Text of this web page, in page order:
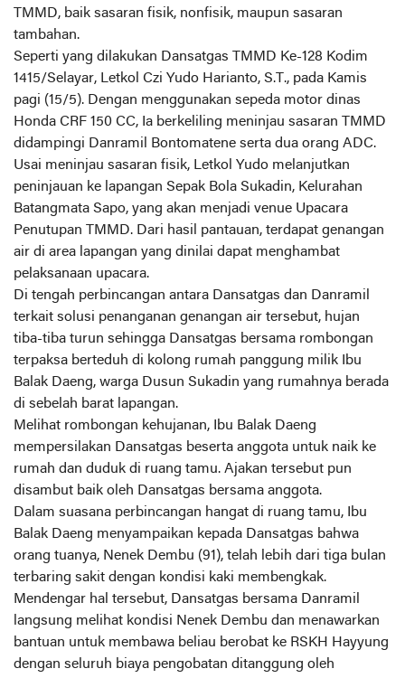
TMMD, baik sasaran fisik, nonfisik, maupun sasaran
tambahan.
Seperti yang dilakukan Dansatgas TMMD Ke-128 Kodim
1415/Selayar, Letkol Czi Yudo Harianto, S.T., pada Kamis
pagi (15/5). Dengan menggunakan sepeda motor dinas
Honda CRF 150 CC, Ia berkeliling meninjau sasaran TMMD
didampingi Danramil Bontomatene serta dua orang ADC.
Usai meninjau sasaran fisik, Letkol Yudo melanjutkan
peninjauan ke lapangan Sepak Bola Sukadin, Kelurahan
Batangmata Sapo, yang akan menjadi venue Upacara
Penutupan TMMD. Dari hasil pantauan, terdapat genangan
air di area lapangan yang dinilai dapat menghambat
pelaksanaan upacara.
Di tengah perbincangan antara Dansatgas dan Danramil
terkait solusi penanganan genangan air tersebut, hujan
tiba-tiba turun sehingga Dansatgas bersama rombongan
terpaksa berteduh di kolong rumah panggung milik Ibu
Balak Daeng, warga Dusun Sukadin yang rumahnya berada
di sebelah barat lapangan.
Melihat rombongan kehujanan, Ibu Balak Daeng
mempersilakan Dansatgas beserta anggota untuk naik ke
rumah dan duduk di ruang tamu. Ajakan tersebut pun
disambut baik oleh Dansatgas bersama anggota.
Dalam suasana perbincangan hangat di ruang tamu, Ibu
Balak Daeng menyampaikan kepada Dansatgas bahwa
orang tuanya, Nenek Dembu (91), telah lebih dari tiga bulan
terbaring sakit dengan kondisi kaki membengkak.
Mendengar hal tersebut, Dansatgas bersama Danramil
langsung melihat kondisi Nenek Dembu dan menawarkan
bantuan untuk membawa beliau berobat ke RSKH Hayyung
dengan seluruh biaya pengobatan ditanggung oleh